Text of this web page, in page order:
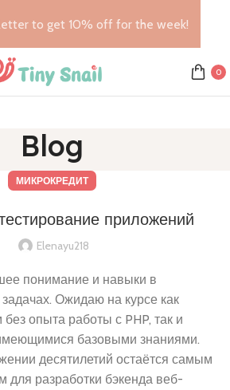
0
Blog
МИКРОКРЕДИТ
приложений
Elenayu218
понимание и навыки в
задачах. Ожидаю на курсе как
опыта работы с PHP, так и
базовыми знаниями.
десятилетий остаётся самым
для разработки бэкенда веб-
to get 10% off for the week!